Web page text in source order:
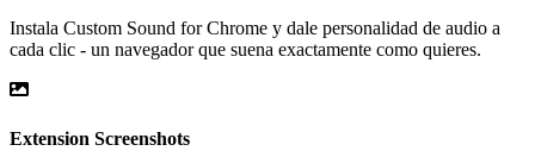
Instala Custom Sound for Chrome y dale personalidad de audio a
cada clic - un navegador que suena exactamente como quieres.
Extension Screenshots